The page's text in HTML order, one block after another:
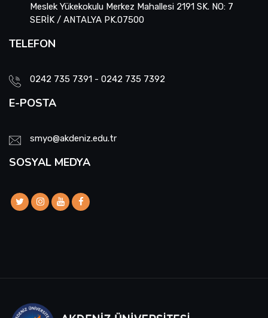
Meslek Yükekokulu Merkez Mahallesi 2191 SK. NO: 7
SERİK / ANTALYA PK.07500
TELEFON
0242 735 7391 - 0242 735 7392
E-POSTA
smyo@akdeniz.edu.tr
SOSYAL MEDYA